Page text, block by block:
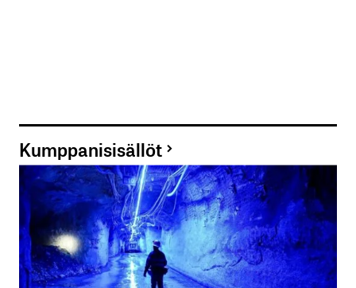
Kumppanisisällöt